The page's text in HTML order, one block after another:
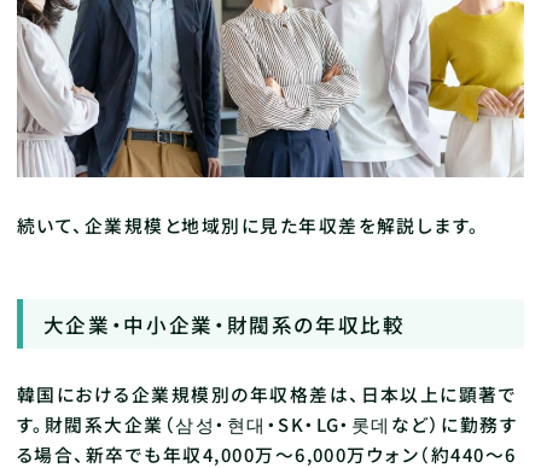
続いて、企業規模と地域別に見た年収差を解説します。
大企業・中小企業・財閥系の年収比較
韓国における企業規模別の年収格差は、日本以上に顕著で
す。財閥系大企業（삼성・현대・SK・LG・롯데など）に勤務す
る場合、新卒でも年収4,000万～6,000万ウォン（約440〜6